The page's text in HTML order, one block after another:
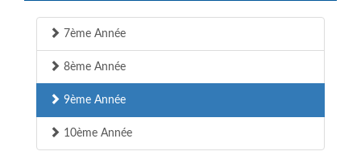
7ème Année
8ème Année
9ème Année
10ème Année